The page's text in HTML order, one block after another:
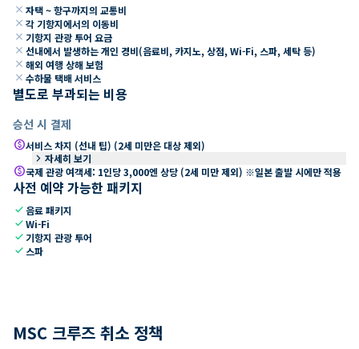
close 자택 ~ 항구까지의 교통비
close 각 기항지에서의 이동비
close 기항지 관광 투어 요금
close 선내에서 발생하는 개인 경비(음료비, 카지노, 상점, Wi-Fi, 스파, 세탁 등)
close 해외 여행 상해 보험
close 수하물 택배 서비스
별도로 부과되는 비용
승선 시 결제
paid서비스 차지 (선내 팁) (2세 미만은 대상 제외)
keyboard_arrow_right 자세히 보기
paid국제 관광 여객세: 1인당 3,000엔 상당 (2세 미만 제외) ※일본 출발 시에만 적용
사전 예약 가능한 패키지
check 음료 패키지
checkWi-Fi
check 기항지 관광 투어
check 스파
MSC 크루즈 취소 정책